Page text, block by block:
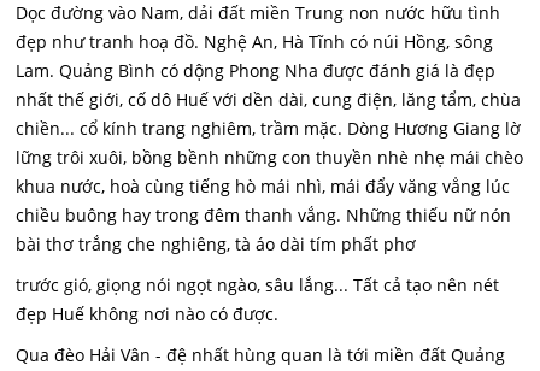
Dọc đường vào Nam, dải đất miền Trung non nước hữu tình
đẹp như tranh hoạ đồ. Nghệ An, Hà Tĩnh có núi Hồng, sông
Lam. Quảng Bình có dộng Phong Nha được đánh giá là đẹp
nhất thế giới, cố dô Huế với dền dài, cung điện, lăng tẩm, chùa
chiền... cổ kính trang nghiêm, trầm mặc. Dòng Hương Giang lờ
lững trôi xuôi, bồng bềnh những con thuyền nhè nhẹ mái chèo
khua nước, hoà cùng tiếng hò mái nhì, mái đẩy văng vẳng lúc
chiều buông hay trong đêm thanh vắng. Những thiếu nữ nón
bài thơ trắng che nghiêng, tà áo dài tím phất phơ
trước gió, giọng nói ngọt ngào, sâu lắng... Tất cả tạo nên nét
đẹp Huế không nơi nào có được.
Qua đèo Hải Vân - đệ nhất hùng quan là tới miền đất Quảng